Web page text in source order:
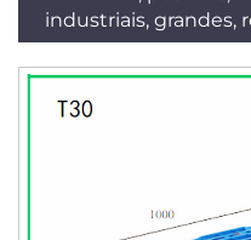
industriais, grandes,